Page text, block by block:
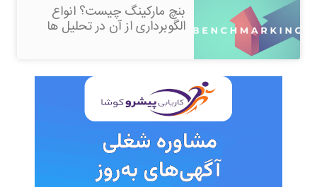
بنچ مارکینگ چیست؟ انواع
الگوبرداری از آن در تحلیل ها